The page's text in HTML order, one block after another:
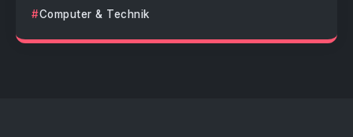
Computer & Technik